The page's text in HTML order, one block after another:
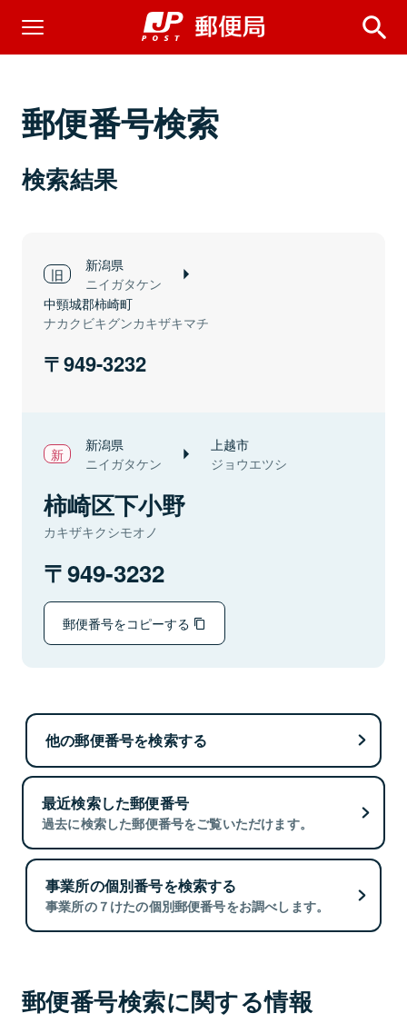
郵便番号検索
検索結果
新潟県
ニイガタケン
中頸城郡柿崎町
ナカクビキグンカキザキマチ
949-3232
新潟県
ニイガタケン
上越市
ジョウエツシ
柿崎区下小野
カキザキクシモオノ
949-3232
郵便番号をコピーする
他の郵便番号を検索する
最近検索した郵便番号
過去に検索した郵便番号をご覧いただけます。
事業所の個別番号を検索する
事業所の７けたの個別郵便番号をお調べします。
郵便番号検索に関する情報